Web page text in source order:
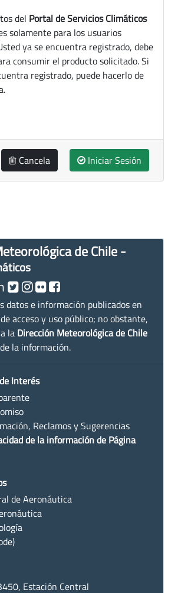
del Portal de Servicios Climáticos
solamente para los usuarios
ya se encuentra registrado, debe
consumir el producto solicitado. Si
registrado, puede hacerlo de
Cancela Iniciar Sesión
de Chile -
datos e información publicados en
acceso y uso público; no obstante,
la Dirección Meteorológica de Chile
la información.
Interés
Reclamos y Sugerencias
de la información de Página
de Aeronáutica
Estación Central